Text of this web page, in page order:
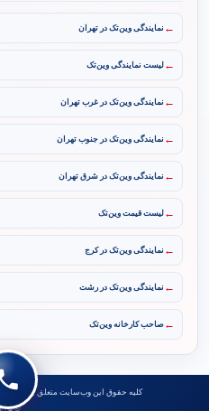
← نمایندگی وین‌تک در تهران
← لیست نمایندگی وین‌تک
← نمایندگی وین‌تک در غرب تهران
← نمایندگی وین‌تک در جنوب تهران
← نمایندگی وین‌تک در شرق تهران
← لیست قیمت وین‌تک
← نمایندگی وین‌تک در کرج
← نمایندگی وین‌تک در رشت
← صاحب کارخانه وین‌تک
کلیه حقوق این وب‌سایت متعلق به تهران
© ۱۴۰۵